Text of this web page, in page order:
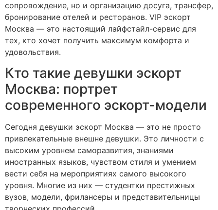
сопровождение, но и организацию досуга, трансфер,
бронирование отелей и ресторанов. VIP эскорт
Москва — это настоящий лайфстайл-сервис для
тех, кто хочет получить максимум комфорта и
удовольствия.
Кто такие девушки эскорт
Москва: портрет
современного эскорт-модели
Сегодня девушки эскорт Москва — это не просто
привлекательные внешне девушки. Это личности с
высоким уровнем саморазвития, знаниями
иностранных языков, чувством стиля и умением
вести себя на мероприятиях самого высокого
уровня. Многие из них — студентки престижных
вузов, модели, фрилансеры и представительницы